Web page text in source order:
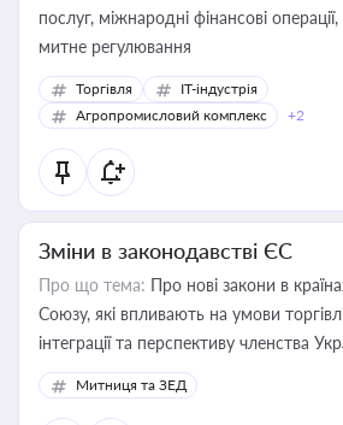
послуг, міжнародні фінансові операції,
митне регулювання
Торгівля
IT-індустрія
Агропромисловий комплекс
+2
Зміни в законодавстві ЄС
Про що тема: Про нові закони в
Союзу, які впливають на умови торгівлі, трудової міграції,
інтеграції та перспективу членства
Митниця та ЗЕД